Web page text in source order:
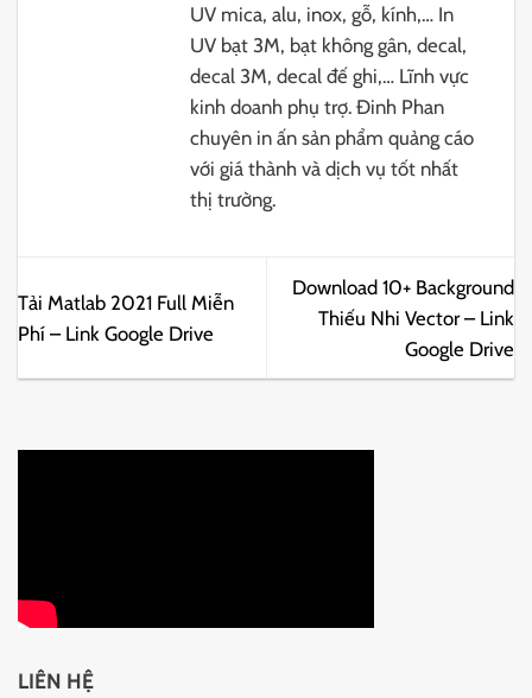
UV mica, alu, inox, gỗ, kính,… In
UV bạt 3M, bạt không gân, decal,
decal 3M, decal đế ghi,… Lĩnh vực
kinh doanh phụ trợ. Đinh Phan
chuyên in ấn sản phẩm quảng cáo
với giá thành và dịch vụ tốt nhất
thị trường.
Tải Matlab 2021 Full Miễn
Phí – Link Google Drive
Download 10+ Background
Thiếu Nhi Vector – Link
Google Drive
LIÊN HỆ